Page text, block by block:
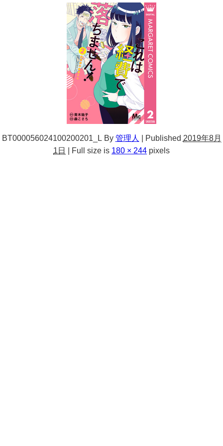
BT000056024100200201_L By 管理人 Published 2019年8月
1日
Full size is 180 × 244 pixels